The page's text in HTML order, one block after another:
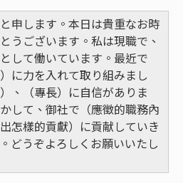
申します。本日は貴重なお時
うございます。私は現職で、
して働いています。最近で
に力を入れて取り組みまし
、（專長）に自信がありま
して、御社で（應徵的職務內
怎樣的貢獻）に貢献していき
どうぞよろしくお願いいたし